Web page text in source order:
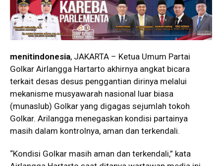
menitindonesia, JAKARTA – Ketua Umum Partai
Golkar Airlangga Hartarto akhirnya angkat bicara
terkait desas desus penggantian dirinya melalui
mekanisme musyawarah nasional luar biasa
(munaslub) Golkar yang digagas sejumlah tokoh
Golkar. Arilangga menegaskan kondisi partainya
masih dalam kontrolnya, aman dan terkendali.
“Kondisi Golkar masih aman dan terkendali,” kata